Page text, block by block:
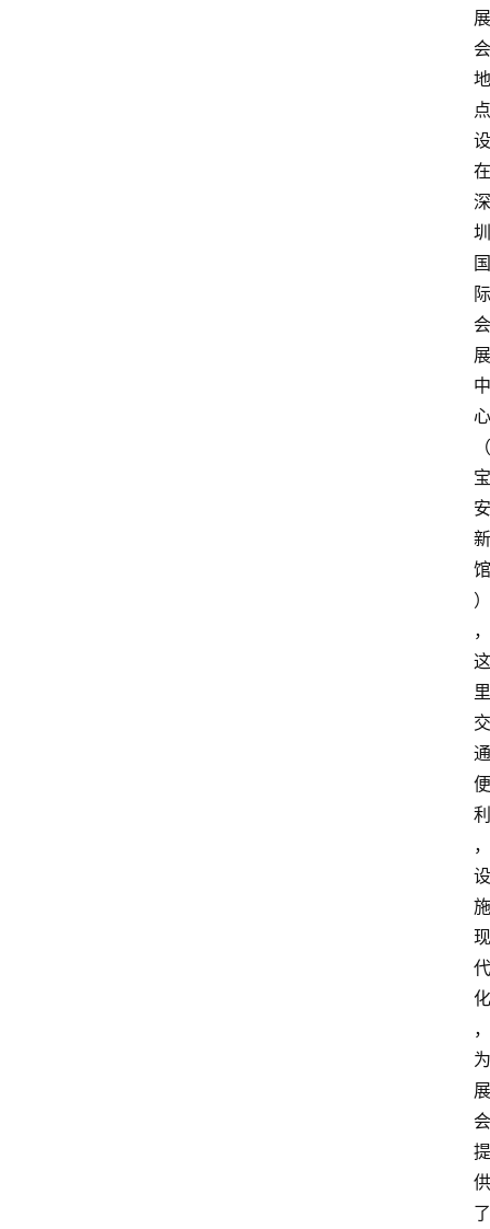
展
会
地
点
设
在
深
圳
国
际
会
展
中
心
（
宝
安
新
馆
）
，
这
里
交
通
便
利
，
设
施
现
代
化
，
为
展
会
提
供
了